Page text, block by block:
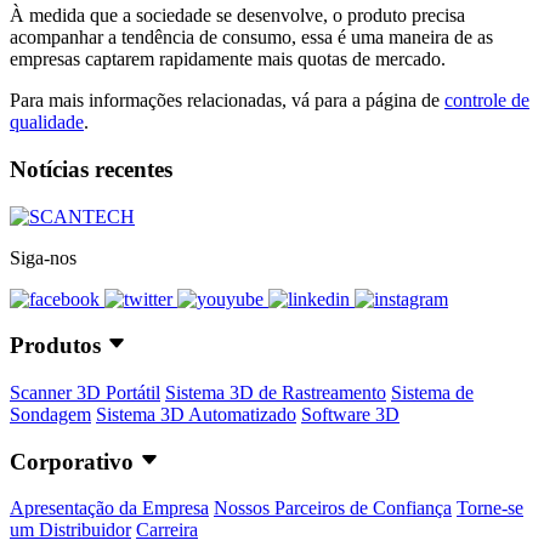
À medida que a sociedade se desenvolve, o produto precisa
acompanhar a tendência de consumo, essa é uma maneira de as
empresas captarem rapidamente mais quotas de mercado.
Para mais informações relacionadas, vá para a página de controle de
qualidade.
Notícias recentes
Siga-nos
Produtos
Scanner 3D Portátil Sistema 3D de Rastreamento Sistema de
Sondagem Sistema 3D Automatizado Software 3D
Corporativo
Apresentação da Empresa Nossos Parceiros de Confiança Torne-se
um Distribuidor Carreira